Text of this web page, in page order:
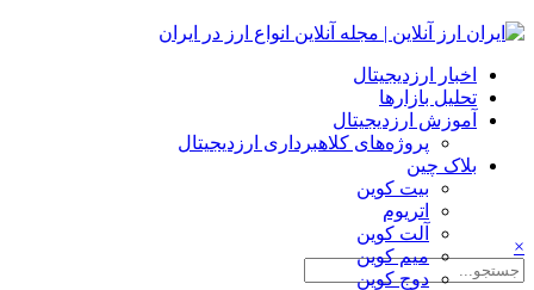
اخبار ارزدیجیتال
تحلیل بازارها
آموزش ارزدیجیتال
پروژه‌های کلاهبرداری ارزدیجیتال
بلاک چین
بیت کوین
اتریوم
آلت کوین
میم کوین‌
دوج کوین
×